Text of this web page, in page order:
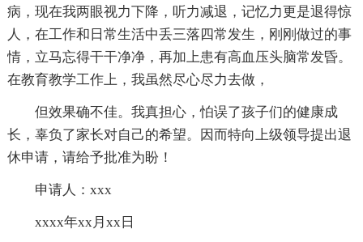
病，现在我两眼视力下降，听力减退，记忆力更是退得惊
人，在工作和日常生活中丢三落四常发生，刚刚做过的事
情，立马忘得干干净净，再加上患有高血压头脑常发昏。
在教育教学工作上，我虽然尽心尽力去做，
但效果确不佳。我真担心，怕误了孩子们的健康成
长，辜负了家长对自己的希望。因而特向上级领导提出退
休申请，请给予批准为盼！
申请人：xxx
xxxx年xx月xx日